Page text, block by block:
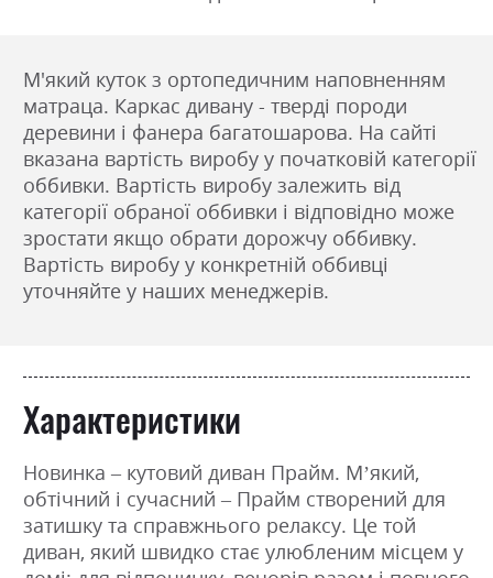
М'який куток з ортопедичним наповненням
матраца. Каркас дивану - тверді породи
деревини і фанера багатошарова. На сайті
вказана вартість виробу у початковій категорії
оббивки. Вартість виробу залежить від
категорії обраної оббивки і відповідно може
зростати якщо обрати дорожчу оббивку.
Вартість виробу у конкретній оббивці
уточняйте у наших менеджерів.
Характеристики
Новинка – кутовий диван Прайм. М’який,
обтічний і сучасний – Прайм створений для
затишку та справжнього релаксу. Це той
диван, який швидко стає улюбленим місцем у